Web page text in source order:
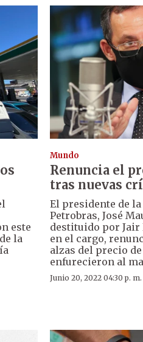
este
la
Mundo
Renuncia el
tras nuevas
El presidente de
Petrobras, José
destituido por Jair
en el cargo,
alzas del precio
enfurecieron al
Junio 20, 2022 04:30 p. m.